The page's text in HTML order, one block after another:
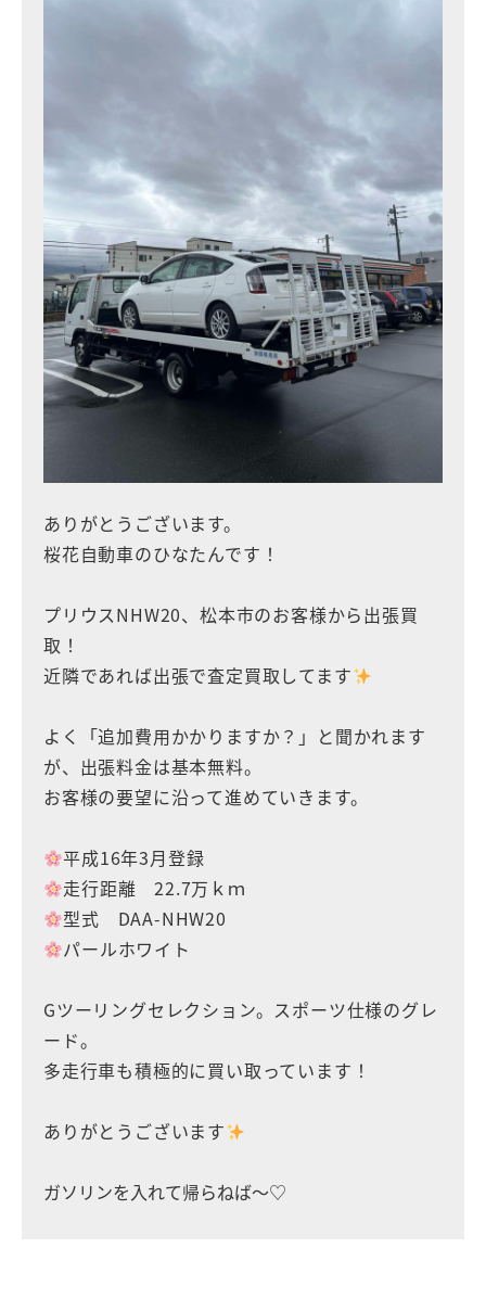
ありがとうございます。
桜花自動車のひなたんです！
プリウスNHW20、松本市のお客様から出張買
取！
近隣であれば出張で査定買取してます
よく「追加費用かかりますか？」と聞かれます
が、出張料金は基本無料。
お客様の要望に沿って進めていきます。
平成16年3月登録
走行距離 22.7万ｋｍ
型式 DAA-NHW20
パールホワイト
Gツーリングセレクション。スポーツ仕様のグレ
ード。
多走行車も積極的に買い取っています！
ありがとうございます
ガソリンを入れて帰らねば〜♡